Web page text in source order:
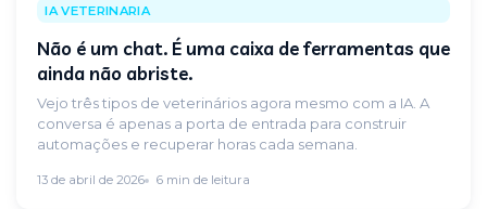
IA VETERINARIA
Não é um chat. É uma caixa de ferramentas que
ainda não abriste.
Vejo três tipos de veterinários agora mesmo com a IA. A
conversa é apenas a porta de entrada para construir
automações e recuperar horas cada semana.
13 de abril de 2026 6 min de leitura